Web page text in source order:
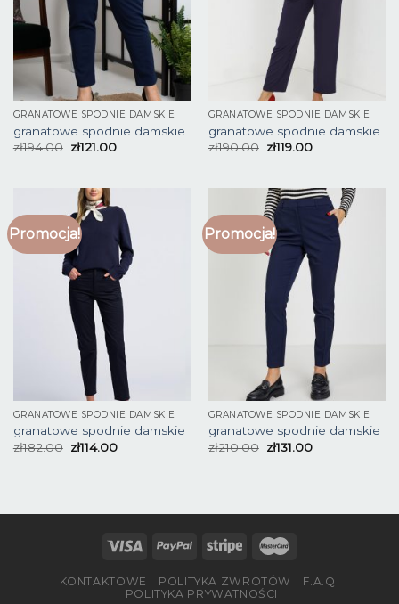
GRANATOWE SPODNIE DAMSKIE
granatowe spodnie damskie
zł194.00 zł121.00
GRANATOWE SPODNIE DAMSKIE
granatowe spodnie damskie
zł190.00 zł119.00
Promocja!
GRANATOWE SPODNIE DAMSKIE
granatowe spodnie damskie
zł182.00 zł114.00
Promocja!
GRANATOWE SPODNIE DAMSKIE
granatowe spodnie damskie
zł210.00 zł131.00
KONTAKTOWE POLITYKA ZWROTÓW
F.A.Q
POLITYKA PRYWATNOŚCI